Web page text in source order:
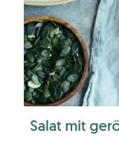
Salat mit